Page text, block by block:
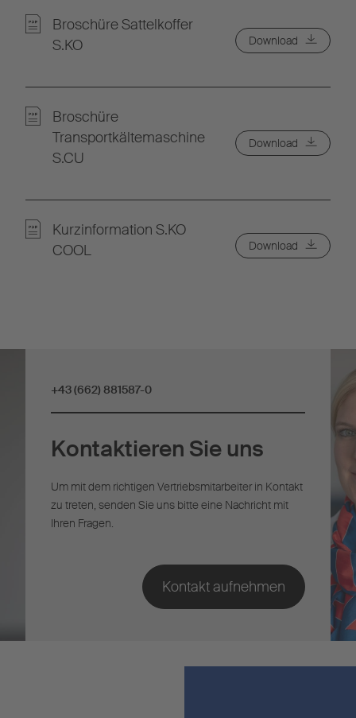
Broschüre Sattelkoffer
S.KO
Download
Broschüre
Transportkältemaschine
S.CU
Download
Kurzinformation S.KO
COOL
Download
+43 (662) 881587-0
Kontaktieren Sie uns
Um mit dem richtigen Vertriebsmitarbeiter in Kontakt
zu treten, senden Sie uns bitte eine Nachricht mit
Ihren Fragen.